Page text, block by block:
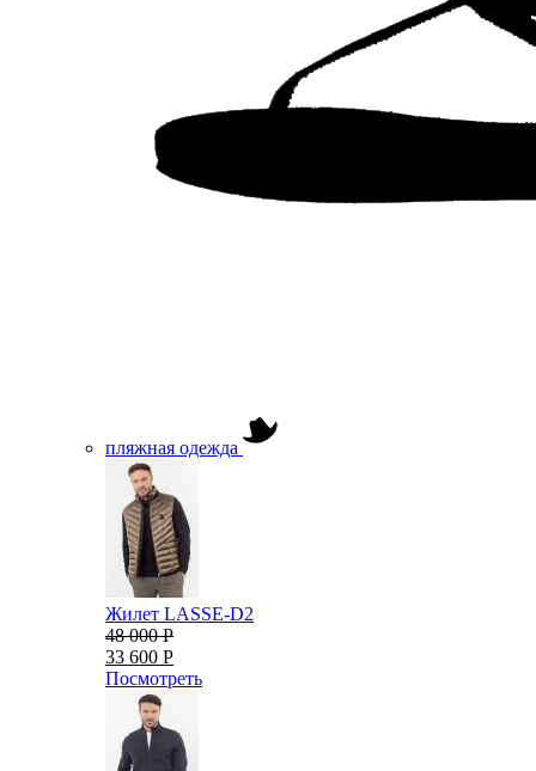
пляжная одежда
Жилет LASSE-D2
48 000 Р
33 600 Р
Посмотреть